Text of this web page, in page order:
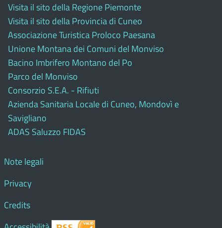
Visita il sito della Regione Piemonte
Visita il sito della Provincia di Cuneo
Associazione Turistica Proloco Paesana
Unione Montana dei Comuni del Monviso
Bacino Imbrifero Montano del Po
Parco del Monviso
Consorzio S.E.A. - Rifiuti
Azienda Sanitaria Locale di Cuneo, Mondovì e
Savigliano
ADAS Saluzzo FIDAS
Note legali
Privacy
Credits